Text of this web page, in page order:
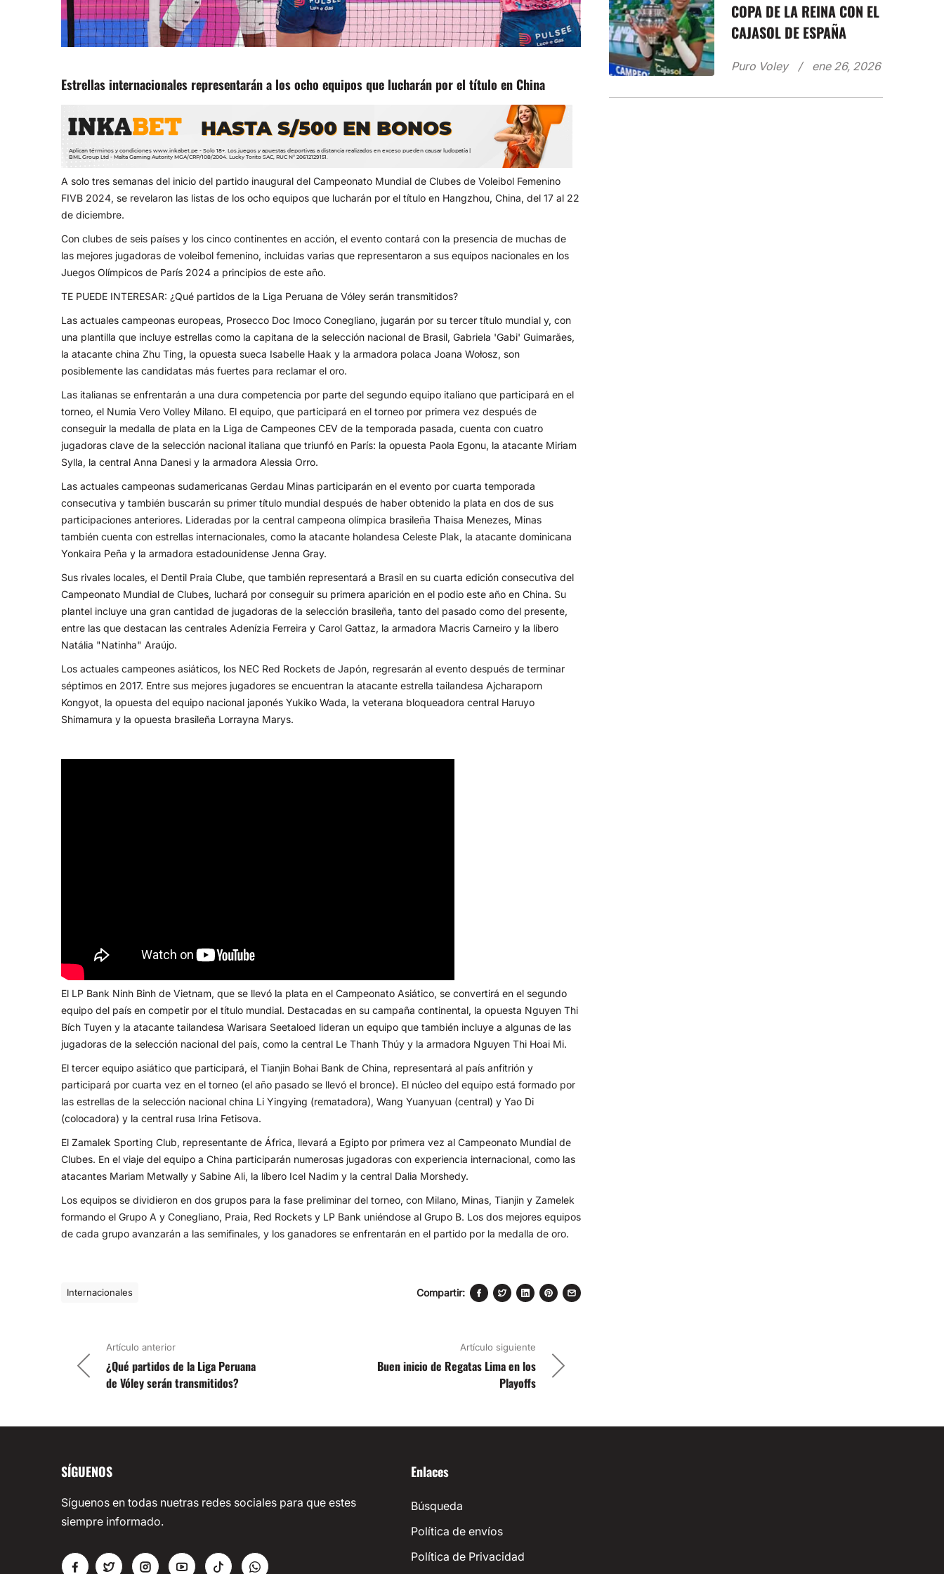
Estrellas internacionales representarán a los ocho equipos que lucharán por el título en China
A solo tres semanas del inicio del partido inaugural del Campeonato Mundial de Clubes de Voleibol Femenino
FIVB 2024, se revelaron las listas de los ocho equipos que lucharán por el título en Hangzhou, China, del 17 al 22
de diciembre.
Con clubes de seis países y los cinco continentes en acción, el evento contará con la presencia de muchas de
las mejores jugadoras de voleibol femenino, incluidas varias que representaron a sus equipos nacionales en los
Juegos Olímpicos de París 2024 a principios de este año.
TE PUEDE INTERESAR: ¿Qué partidos de la Liga Peruana de Vóley serán transmitidos?
Las actuales campeonas europeas, Prosecco Doc Imoco Conegliano, jugarán por su tercer título mundial y, con
una plantilla que incluye estrellas como la capitana de la selección nacional de Brasil, Gabriela 'Gabi' Guimarães,
la atacante china Zhu Ting, la opuesta sueca Isabelle Haak y la armadora polaca Joana Wołosz, son
posiblemente las candidatas más fuertes para reclamar el oro.
Las italianas se enfrentarán a una dura competencia por parte del segundo equipo italiano que participará en el
torneo, el Numia Vero Volley Milano. El equipo, que participará en el torneo por primera vez después de
conseguir la medalla de plata en la Liga de Campeones CEV de la temporada pasada, cuenta con cuatro
jugadoras clave de la selección nacional italiana que triunfó en París: la opuesta Paola Egonu, la atacante Miriam
Sylla, la central Anna Danesi y la armadora Alessia Orro.
Las actuales campeonas sudamericanas Gerdau Minas participarán en el evento por cuarta temporada
consecutiva y también buscarán su primer título mundial después de haber obtenido la plata en dos de sus
participaciones anteriores. Lideradas por la central campeona olímpica brasileña Thaisa Menezes, Minas
también cuenta con estrellas internacionales, como la atacante holandesa Celeste Plak, la atacante dominicana
Yonkaira Peña y la armadora estadounidense Jenna Gray.
Sus rivales locales, el Dentil Praia Clube, que también representará a Brasil en su cuarta edición consecutiva del
Campeonato Mundial de Clubes, luchará por conseguir su primera aparición en el podio este año en China. Su
plantel incluye una gran cantidad de jugadoras de la selección brasileña, tanto del pasado como del presente,
entre las que destacan las centrales Adenízia Ferreira y Carol Gattaz, la armadora Macris Carneiro y la líbero
Natália "Natinha" Araújo.
Los actuales campeones asiáticos, los NEC Red Rockets de Japón, regresarán al evento después de terminar
séptimos en 2017. Entre sus mejores jugadores se encuentran la atacante estrella tailandesa Ajcharaporn
Kongyot, la opuesta del equipo nacional japonés Yukiko Wada, la veterana bloqueadora central Haruyo
Shimamura y la opuesta brasileña Lorrayna Marys.
El LP Bank Ninh Binh de Vietnam, que se llevó la plata en el Campeonato Asiático, se convertirá en el segundo
equipo del país en competir por el título mundial. Destacadas en su campaña continental, la opuesta Nguyen Thi
Bích Tuyen y la atacante tailandesa Warisara Seetaloed lideran un equipo que también incluye a algunas de las
jugadoras de la selección nacional del país, como la central Le Thanh Thúy y la armadora Nguyen Thi Hoai Mi.
El tercer equipo asiático que participará, el Tianjin Bohai Bank de China, representará al país anfitrión y
participará por cuarta vez en el torneo (el año pasado se llevó el bronce). El núcleo del equipo está formado por
las estrellas de la selección nacional china Li Yingying (rematadora), Wang Yuanyuan (central) y Yao Di
(colocadora) y la central rusa Irina Fetisova.
El Zamalek Sporting Club, representante de África, llevará a Egipto por primera vez al Campeonato Mundial de
Clubes. En el viaje del equipo a China participarán numerosas jugadoras con experiencia internacional, como las
atacantes Mariam Metwally y Sabine Ali, la líbero Icel Nadim y la central Dalia Morshedy.
Los equipos se dividieron en dos grupos para la fase preliminar del torneo, con Milano, Minas, Tianjin y Zamelek
formando el Grupo A y Conegliano, Praia, Red Rockets y LP Bank uniéndose al Grupo B. Los dos mejores equipos
de cada grupo avanzarán a las semifinales, y los ganadores se enfrentarán en el partido por la medalla de oro.
Internacionales Compartir:
Artículo anterior
¿Qué partidos de la Liga Peruana
de Vóley serán transmitidos?
Artículo siguiente
Buen inicio de Regatas Lima en los
Playoffs
COPA DE LA REINA CON EL
CAJASOL DE ESPAÑA
Puro Voley ene 26, 2026
SÍGUENOS
Síguenos en todas nuetras redes sociales para que estes
siempre informado.
Enlaces
Búsqueda
Política de envíos
Política de Privacidad